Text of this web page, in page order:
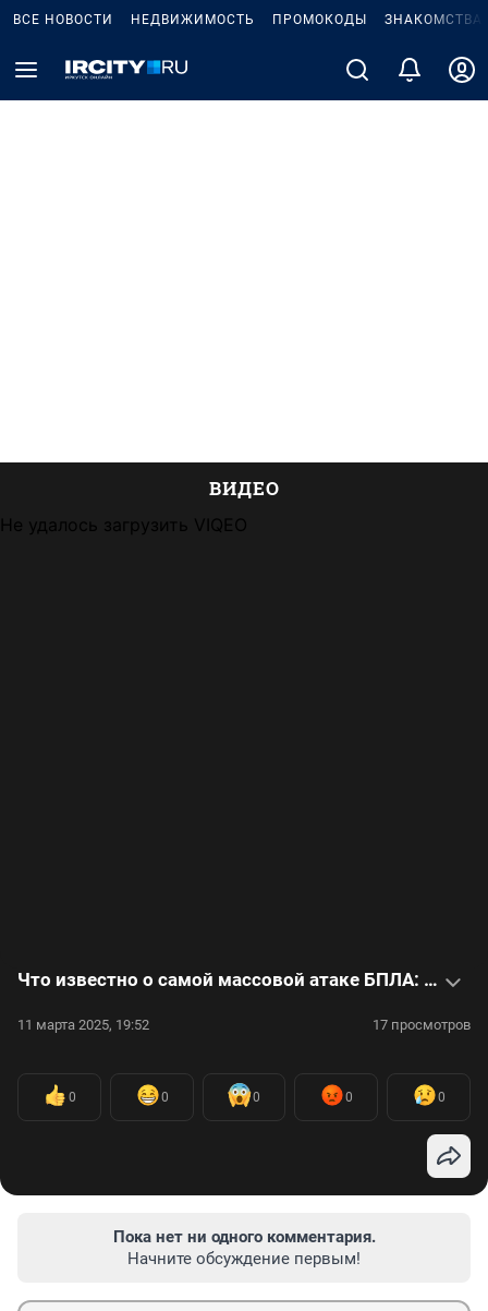
ВСЕ НОВОСТИ НЕДВИЖИМОСТЬ ПРОМОКОДЫ ЗНАКОМСТВА
ВИДЕО
Не удалось загрузить VIQEO
Что известно о самой массовой атаке БПЛА: видео
11 марта 2025, 19:52 17 просмотров
0 0 0 0 0
Пока нет ни одного комментария.
Начните обсуждение первым!